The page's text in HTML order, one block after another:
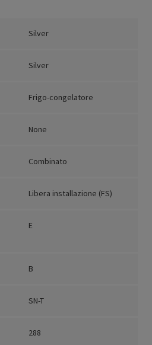
Silver
Silver
Frigo-congelatore
None
Combinato
Libera installazione (FS)
E
B
SN-T
288